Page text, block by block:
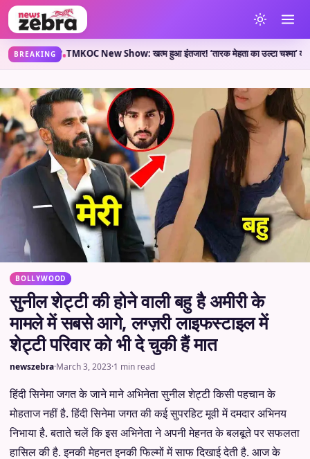
BREAKING
कहती है?•TMKOC New Show: खत्म हुआ इंतजार! ‘तारक मेहता का उल्टा चश्मा’ वाले
BOLLYWOOD
सुनील शेट्टी की होने वाली बहु है अमीरी के
मामले में सबसे आगे, लग्ज़री लाइफस्टाइल में
शेट्टी परिवार को भी दे चुकी हैं मात
newszebra·March 3, 2023·1 min read
हिंदी सिनेमा जगत के जाने माने अभिनेता सुनील शेट्टी किसी पहचान के
मोहताज नहीं है. हिंदी सिनेमा जगत की कई सुपरहिट मूवी में दमदार अभिनय
निभाया है. बताते चलें कि इस अभिनेता ने अपनी मेहनत के बलबूते पर सफलता
हासिल की है. इनकी मेहनत इनकी फिल्मों में साफ दिखाई देती है. आज के